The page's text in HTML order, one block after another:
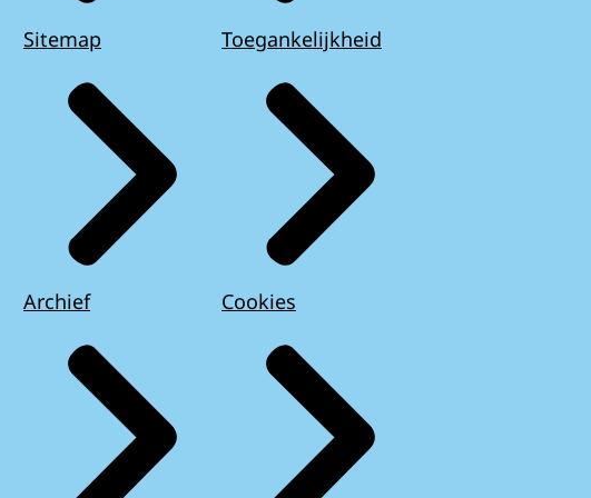
Sitemap
Archief
Toegankelijkheid
Cookies